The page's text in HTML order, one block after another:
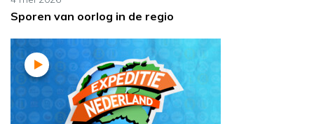
Sporen van oorlog in de regio